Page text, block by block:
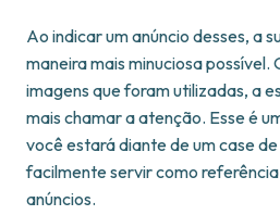
Ao indicar um anúncio desses, a
maneira mais minuciosa possível.
imagens que foram utilizadas, a
mais chamar a atenção. Esse é
você estará diante de um case
facilmente servir como
anúncios.